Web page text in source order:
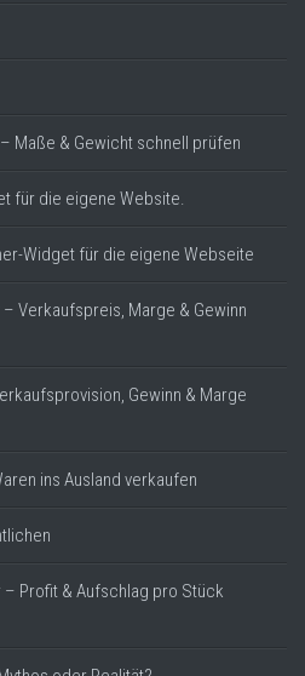
Maße & Gewicht schnell prüfen
für die eigene Website.
Widget für die eigene Webseite
Verkaufspreis, Marge & Gewinn
Gewinn & Marge
ins Ausland verkaufen
– Profit & Aufschlag pro Stück